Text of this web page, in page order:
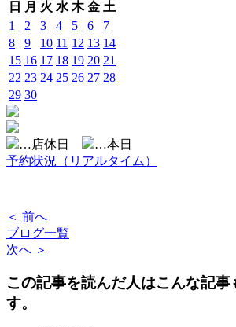
日
月 火 水 木 金 土
1
2 3 4 5 6
7
8
9 10 11 12 13 14
15 16 17 18 19 20 21
22 23 24 25 26 27 28
29 30
…店休日
…本日
予約状況（リアルタイム）
＜ 前へ
ブログ一覧
次へ ＞
この記事を読んだ人はこんな記事
す。